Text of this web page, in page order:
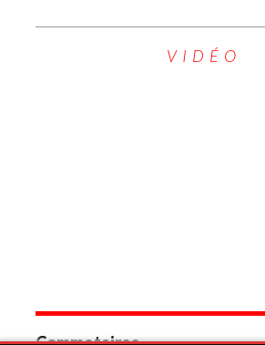
VIDÉO